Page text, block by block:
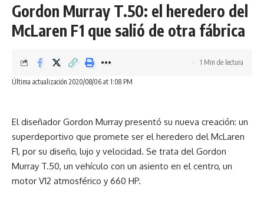
Gordon Murray T.50: el heredero del
McLaren F1 que salió de otra fábrica
Última actualización 2020/08/06 at 1:08 PM
1 Min de lectura
El diseñador Gordon Murray presentó su nueva creación: un
superdeportivo que promete ser el heredero del McLaren
F1, por su diseño, lujo y velocidad. Se trata del Gordon
Murray T.50, un vehículo con un asiento en el centro, un
motor V12 atmosférico y 660 HP.